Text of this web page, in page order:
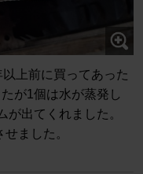
上前に買ってあった
が1個は水が蒸発し
出てくれました。
ました。